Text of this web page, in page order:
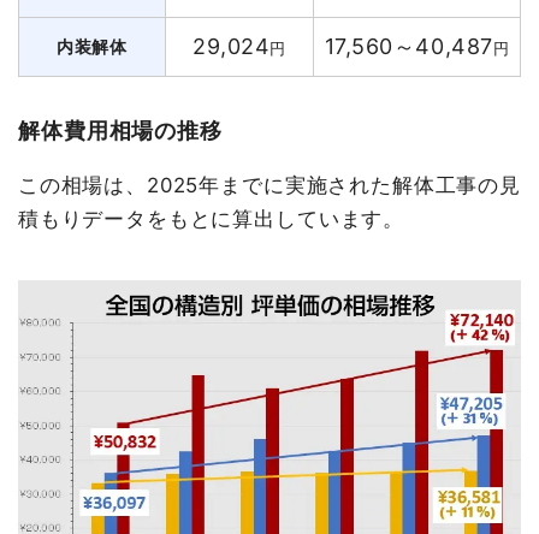
内装解体 29,024円 17,560～40,487円
解体費用相場の推移
この相場は、2025年までに実施された解体工事の見
積もりデータをもとに算出しています。